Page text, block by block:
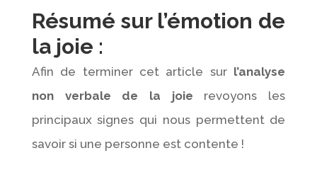
Résumé sur l’émotion de
la joie :
Afin de terminer cet article sur l’analyse
non verbale de la joie revoyons les
principaux signes qui nous permettent de
savoir si une personne est contente !